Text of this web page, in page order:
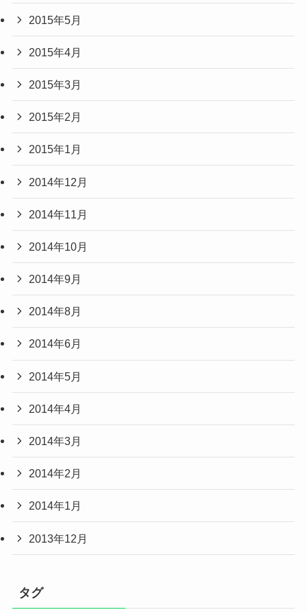
2015年5月
2015年4月
2015年3月
2015年2月
2015年1月
2014年12月
2014年11月
2014年10月
2014年9月
2014年8月
2014年6月
2014年5月
2014年4月
2014年3月
2014年2月
2014年1月
2013年12月
タグ